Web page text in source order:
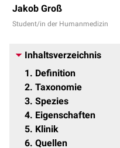
Jakob Groß
Student/in der Humanmedizin
Inhaltsverzeichnis
1
Definition
2 Taxonomie
3 Spezies
4 Eigenschaften
5 Klinik
6 Quellen